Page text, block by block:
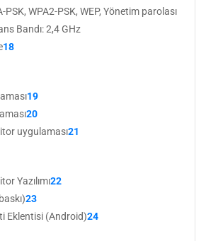
PSK, WPA2-PSK, WEP, Yönetim parolası
Bandı: 2,4 GHz
18
19
20
uygulaması21
Yazılımı22
23
Eklentisi (Android)24